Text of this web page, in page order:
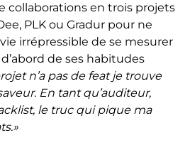
collaborations en trois projets
PLK ou Gradur pour ne
irrépressible de se mesurer
de ses habitudes
n’a pas de feat je trouve
En tant qu’auditeur,
le truc qui pique ma